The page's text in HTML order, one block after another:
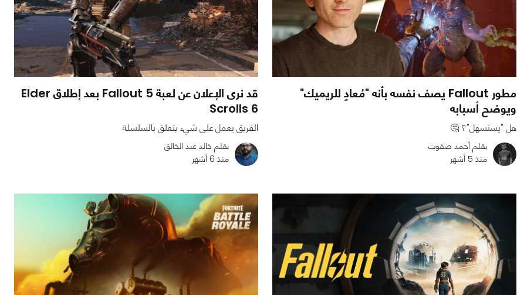
960
مطور Fallout يصف نفسه بأنه "مُعادٍ للريميك"
ويوضح أسبابه
هل "يستسهل"؟ 🤔
بقلم أحمد صفوت
منذ 5 أشهر
763
0
قد نرى الإعلان عن لعبة Fallout 5 بعد إطلاق Elder
Scrolls 6
الفريق يعمل على شيء يتعلق بالسلسلة
بقلم خالد عبد الخالق
منذ 6 أشهر